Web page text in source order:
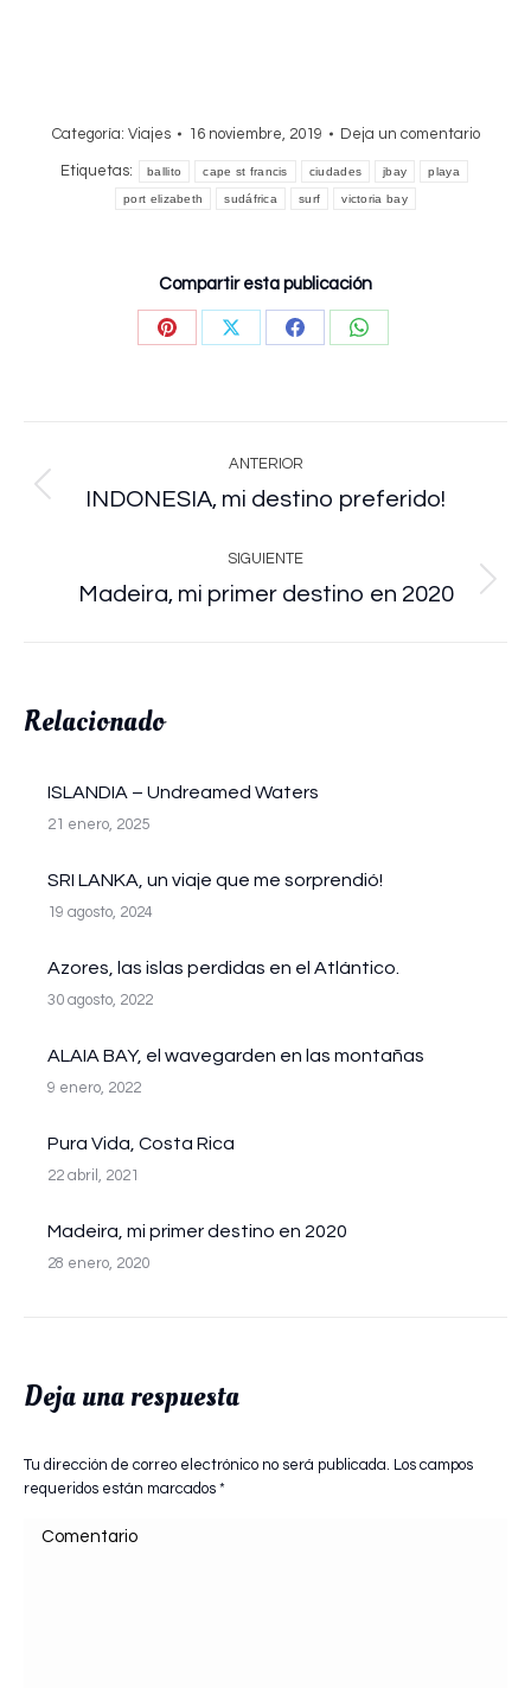
Categoría: Viajes 16 noviembre, 2019 Deja un comentario
Etiquetas: ballito cape st francis ciudades jbay playa
port elizabeth sudáfrica surf victoria bay
Compartir esta publicación
Share
Share
Share
Share
entre
publicaciones
ANTERIOR
Publicación
INDONESIA, mi destino preferido!
SIGUIENTE
Publicación
Madeira, mi primer destino en 2020
Relacionado
ISLANDIA – Undreamed Waters
21 enero, 2025
SRI LANKA, un viaje que me sorprendió!
19 agosto, 2024
Azores, las islas perdidas en el Atlántico.
30 agosto, 2022
ALAIA BAY, el wavegarden en las montañas
9 enero, 2022
Pura Vida, Costa Rica
22 abril, 2021
Madeira, mi primer destino en 2020
28 enero, 2020
Deja una respuesta
Tu dirección de correo electrónico no será publicada. Los campos
requeridos están marcados *
Comentario